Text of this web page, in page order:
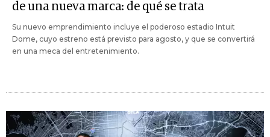
de una nueva marca: de qué se trata
Su nuevo emprendimiento incluye el poderoso estadio Intuit
Dome, cuyo estreno está previsto para agosto, y que se convertirá
en una meca del entretenimiento.